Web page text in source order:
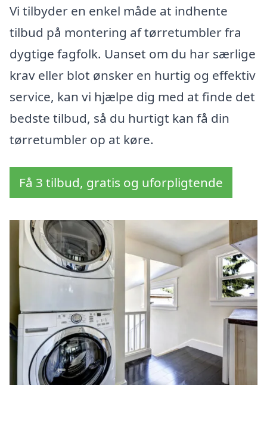
Vi tilbyder en enkel måde at indhente
tilbud på montering af tørretumbler fra
dygtige fagfolk. Uanset om du har særlige
krav eller blot ønsker en hurtig og effektiv
service, kan vi hjælpe dig med at finde det
bedste tilbud, så du hurtigt kan få din
tørretumbler op at køre.
Få 3 tilbud, gratis og uforpligtende